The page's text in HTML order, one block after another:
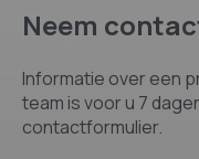
Neem
Informatie over een
team is voor u 7
contactformulier.